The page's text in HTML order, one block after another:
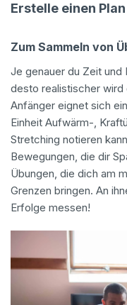
Erstelle einen
Zum Sammeln von
Je genauer du Zeit
desto realistischer
Anfänger eignet sich ein
Einheit Aufwärm-,
Stretching notieren
Bewegungen, die dir
Übungen, die dich am
Grenzen bringen. An
Erfolge messen!